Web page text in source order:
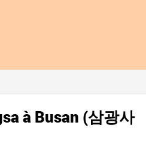
à Busan (삼광사